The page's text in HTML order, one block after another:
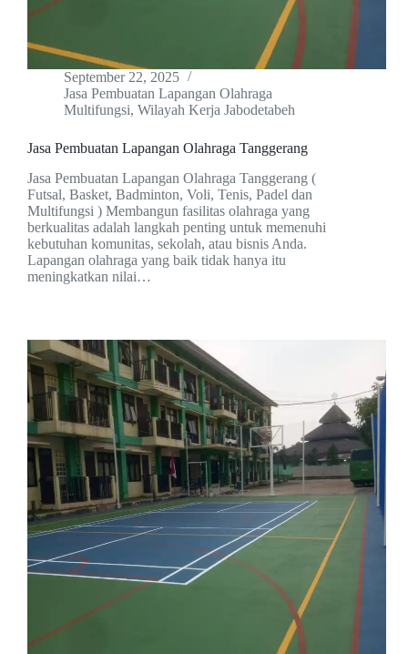
September 22, 2025
Jasa Pembuatan Lapangan Olahraga
Multifungsi, Wilayah Kerja Jabodetabeh
Jasa Pembuatan Lapangan Olahraga Tanggerang
Jasa Pembuatan Lapangan Olahraga Tanggerang (
Futsal, Basket, Badminton, Voli, Tenis, Padel dan
Multifungsi ) Membangun fasilitas olahraga yang
berkualitas adalah langkah penting untuk memenuhi
kebutuhan komunitas, sekolah, atau bisnis Anda.
Lapangan olahraga yang baik tidak hanya itu
meningkatkan nilai…